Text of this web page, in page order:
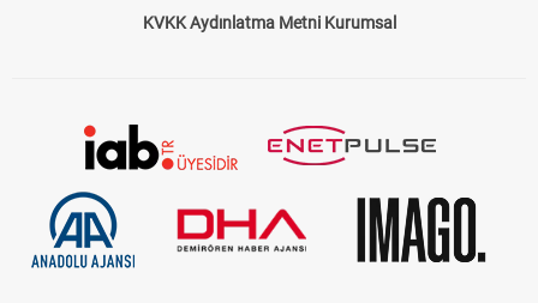
KVKK Aydınlatma Metni Kurumsal